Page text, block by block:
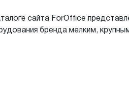
сайта ForOffice
бренда мелким,